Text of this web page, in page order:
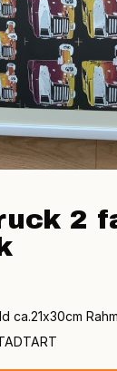
2
ca.21x30cm